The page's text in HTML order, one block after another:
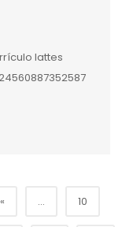
lattes
« ... 10